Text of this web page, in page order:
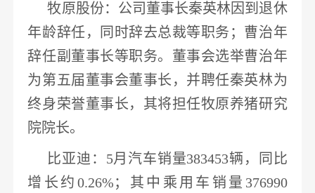
牧原股份：公司董事长秦英林 因到退休
年龄辞任，同时辞去总裁等职务 ；曹治年
辞任副董事长等职务。董事会选举曹治年
为第五届董事会董事长，并聘任秦英林为
终身荣誉董事长，其将担任牧原养猪研究
院院长。
比亚迪 ： 5月 汽车销量383453辆，
同比
增长约 0.26%；其中 乘用车 销量 376990